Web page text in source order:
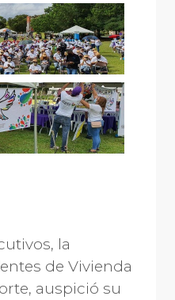
la
de Vivienda
auspició su